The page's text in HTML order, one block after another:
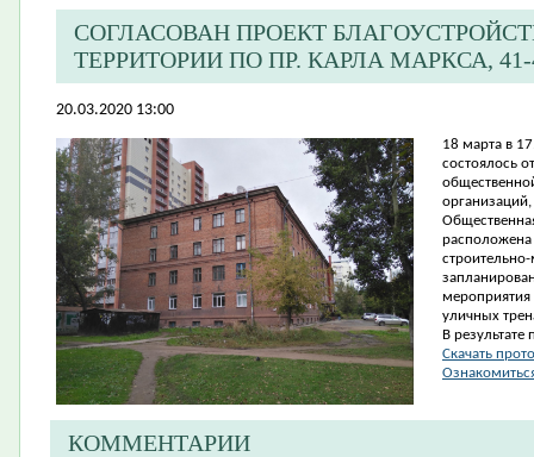
СОГЛАСОВАН ПРОЕКТ
ТЕРРИТОРИИ ПО ПР. КАРЛА МАРКСА, 41-
20.03.2020 13:00
18 марта в
состоялось
мероприятия
уличных
В
Скачать
КОММЕНТАРИИ